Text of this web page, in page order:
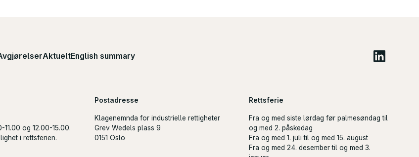
AktueltEnglish summary
og 12.00-15.00.
i rettsferien.
Postadresse
Klagenemnda for industrielle rettigheter
Grev Wedels plass 9
0151 Oslo
Rettsferie
Fra og med siste lørdag før palmesøndag til
og med 2. påskedag
Fra og med 1. juli til og med 15. august
Fra og med 24. desember til og med 3.